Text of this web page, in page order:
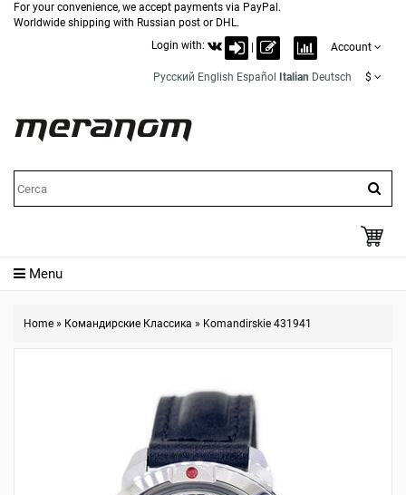
For your convenience, we accept payments via PayPal.
Worldwide shipping with Russian post or DHL.
Login with:
Account
Русский English Español Italian Deutsch $
Menu
Home » Командирские Классика » Komandirskie 431941